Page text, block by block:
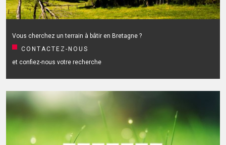
Vous cherchez un terrain à bâtir en Bretagne ?
CONTACTEZ-NOUS
et confiez-nous votre recherche